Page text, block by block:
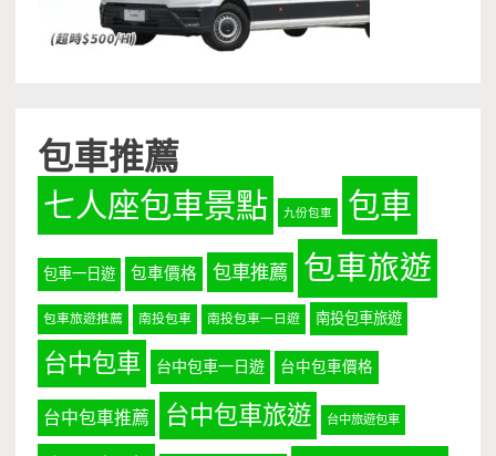
包車推薦
七人座包車景點 九份包車 包車
包車一日遊 包車價格 包車推薦 包車旅遊
包車旅遊推薦 南投包車 南投包車一日遊 南投包車旅遊
台中包車 台中包車一日遊 台中包車價格
台中包車推薦 台中包車旅遊 台中旅遊包車